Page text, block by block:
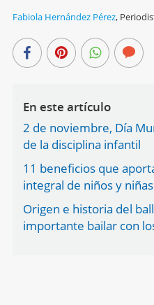
Fabiola Hernández Pérez,
En este artículo
2 de noviembre, Día
de la disciplina infantil
11 beneficios que
integral de niños y niñas
Origen e historia del
importante bailar con